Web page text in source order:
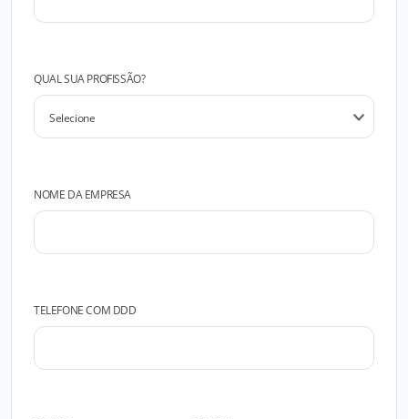
QUAL SUA PROFISSÃO?
NOME DA EMPRESA
TELEFONE COM DDD